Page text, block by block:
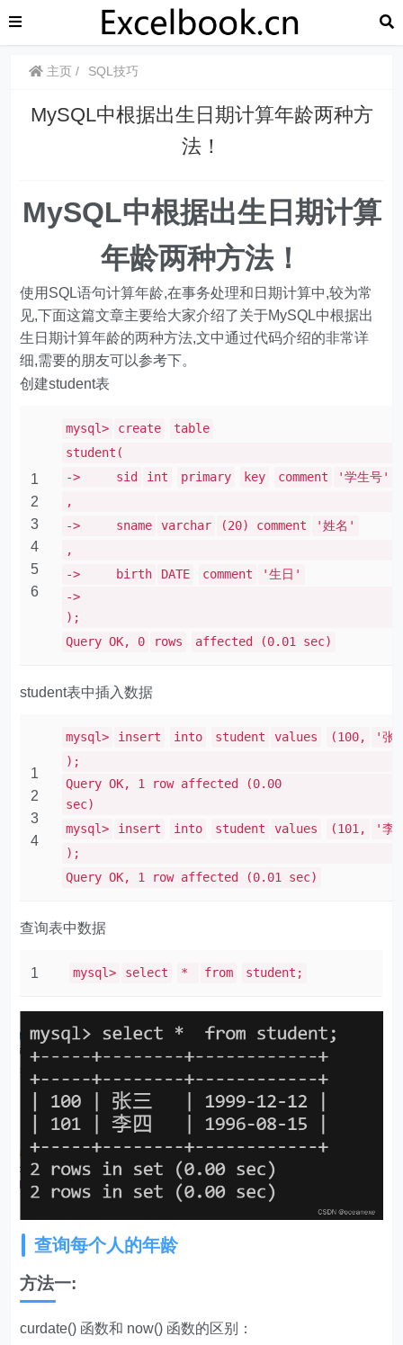
主页 SQL技巧
MySQL中根据出生日期计算年龄两种方
法！
MySQL中根据出生日期计算
年龄两种方法！
使用SQL语句计算年龄,在事务处理和日期计算中,较为常
见,下面这篇文章主要给大家介绍了关于MySQL中根据出
生日期计算年龄的两种方法,文中通过代码介绍的非常详
细,需要的朋友可以参考下。
创建student表
1
2
3
4
5
6
mysql> create
table
-> sid
int primary key comment
'学生号'
-> sname
varchar (20) comment
'姓名'
-> birth
DATE comment
'生日'
->
Query OK, 0
rows affected (0.01 sec)
student表中插入数据
1
2
3
4
mysql> insert into student values (100,
'张
);
Query OK, 1 row affected (0.00
mysql>
insert into student values (101,
'李
);
Query OK, 1 row affected (0.01 sec)
查询表中数据
1 mysql> select * from student;
查询每个人的年龄
方法一:
curdate() 函数和 now() 函数的区别：